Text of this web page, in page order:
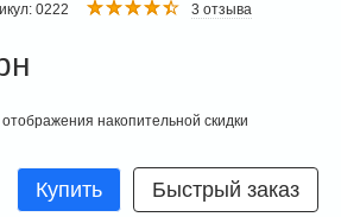
0222 3 отзыва
накопительной скидки
Купить Быстрый заказ